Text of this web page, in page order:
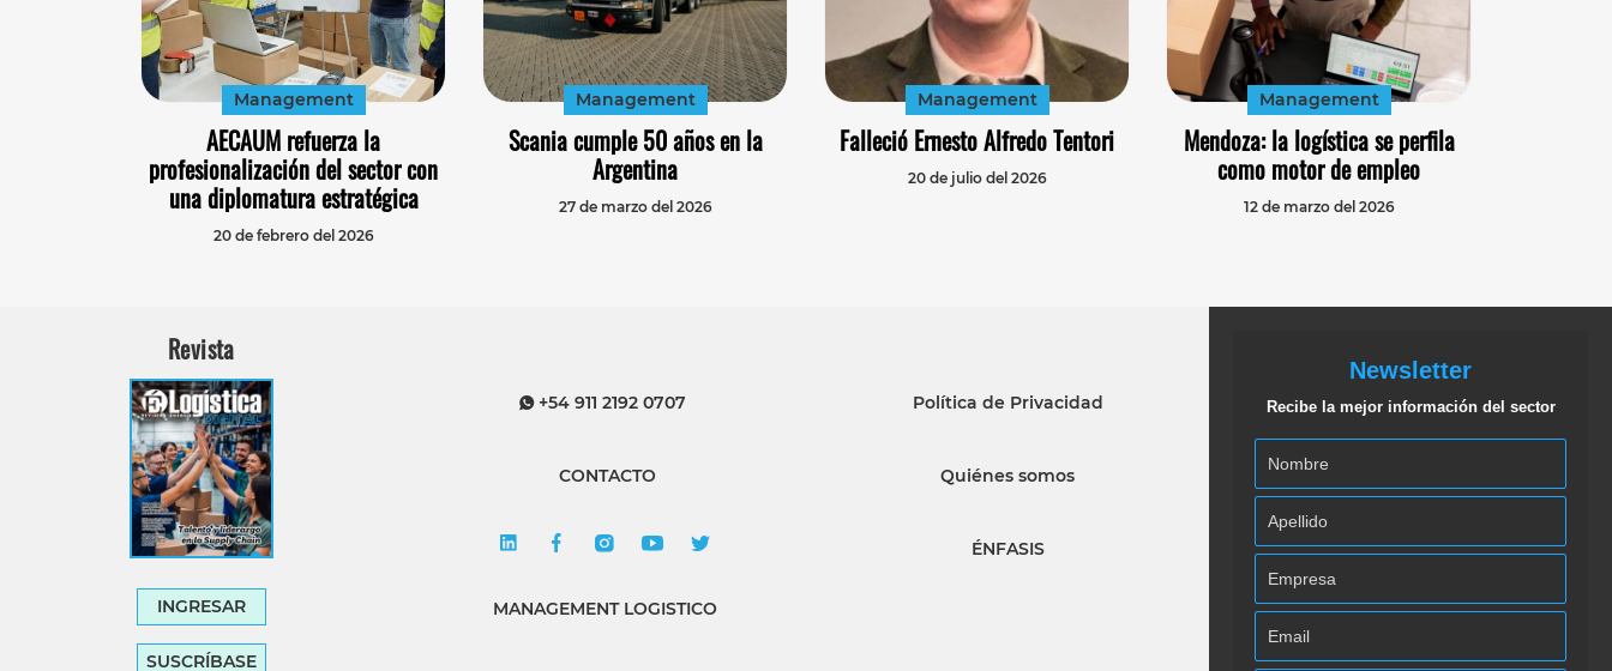
Management
AECAUM refuerza la
profesionalización del sector con
una diplomatura estratégica
20 de febrero del 2026
Management
Scania cumple 50 años en la
Argentina
27 de marzo del 2026
Management
Falleció Ernesto Alfredo Tentori
20 de julio del 2026
Management
Mendoza: la logística se perfila
como motor de empleo
12 de marzo del 2026
Revista
INGRESAR
SUSCRÍBASE
+54 911 2192 0707
CONTACTO
MANAGEMENT LOGISTICO
Política de Privacidad
Quiénes somos
ÉNFASIS
Newsletter
Recibe la mejor información del sector